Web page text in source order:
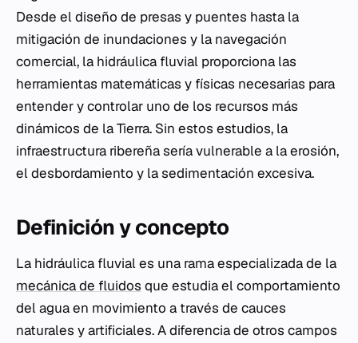
Desde el diseño de presas y puentes hasta la
mitigación de inundaciones y la navegación
comercial, la hidráulica fluvial proporciona las
herramientas matemáticas y físicas necesarias para
entender y controlar uno de los recursos más
dinámicos de la Tierra. Sin estos estudios, la
infraestructura ribereña sería vulnerable a la erosión,
el desbordamiento y la sedimentación excesiva.
Definición y concepto
La hidráulica fluvial es una rama especializada de la
mecánica de fluidos que estudia el comportamiento
del agua en movimiento a través de cauces
naturales y artificiales. A diferencia de otros campos